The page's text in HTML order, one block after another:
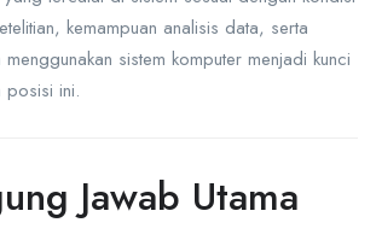
kemampuan analisis data, serta
sistem komputer menjadi kunci
posisi ini.
Jawab Utama